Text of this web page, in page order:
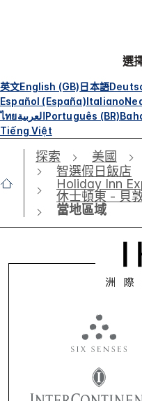
選
英文English (GB)日本語
Español (España)Italiano
ไทยالعربيةPortuguês (BR)
Tiếng Việt
探索 美國
智選假日飯店
Holiday Inn
休士頓東 - 貝
當地區域